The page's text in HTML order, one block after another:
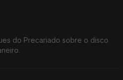
do Precariado sobre o disco